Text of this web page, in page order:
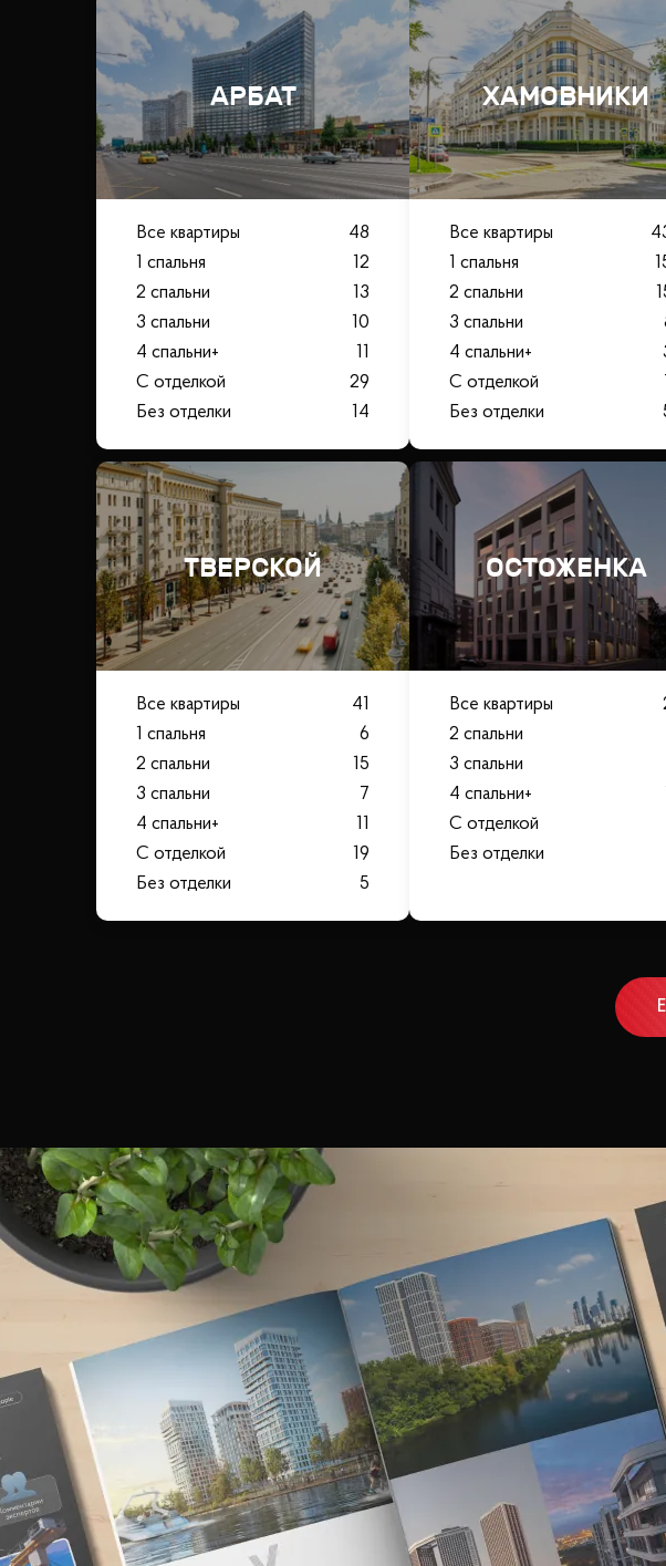
АРБАТ
Все квартиры
48
1 спальня
12
2 спальни
13
3 спальни
10
4 спальни+
11
С отделкой
29
Без отделки
14
ХАМОВНИКИ
Все квартиры
1 спальня
2 спальни
3 спальни
4 спальни+
С отделкой
Без отделки
ТВЕРСКОЙ
Все квартиры
41
1 спальня
6
2 спальни
15
3 спальни
7
4 спальни+
11
С отделкой
19
Без отделки
5
ОСТОЖЕНКА
Все квартиры
2 спальни
3 спальни
4 спальни+
С отделкой
Без отделки